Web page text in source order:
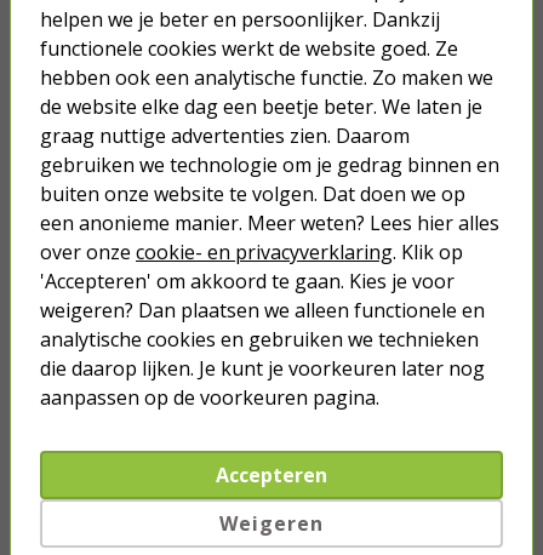
Je verwacht het niet
Turbo onkruidverdelger (Concentraat,
3x 100ml) | Ook voor je gazon!
43,50
40,
USB C snellader | Hama | 1 poort
(USB C, 20W, Zwart)
16,95
helpen we je beter en persoonlijker. Dankzij
functionele cookies werkt de website goed. Ze
hebben ook een analytische functie. Zo maken we
de website elke dag een beetje beter. We laten je
graag nuttige advertenties zien. Daarom
gebruiken we technologie om je gedrag binnen en
buiten onze website te volgen. Dat doen we op
een anonieme manier. Meer weten? Lees hier alles
over onze cookie- en privacyverklaring. Klik op
'Accepteren' om akkoord te gaan. Kies je voor
weigeren? Dan plaatsen we alleen functionele en
analytische cookies en gebruiken we technieken
die daarop lijken. Je kunt je voorkeuren later nog
aanpassen op de voorkeuren pagina.
Accepteren
Weigeren